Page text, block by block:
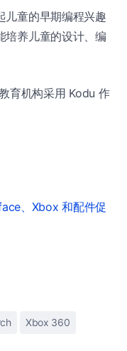
儿童的早期编程兴趣
培养儿童的设计、编
育机构采用 Kodu 作
、Xbox 和配件促
Xbox 360